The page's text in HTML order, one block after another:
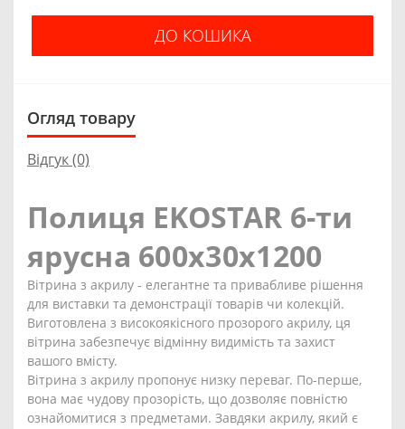
ДО КОШИКА
Огляд товару
Відгук (0)
Полиця EKOSTAR 6-ти
ярусна 600х30х1200
Вітрина з акрилу - елегантне та привабливе рішення
для виставки та демонстрації товарів чи колекцій.
Виготовлена з високоякісного прозорого акрилу, ця
вітрина забезпечує відмінну видимість та захист
вашого вмісту.
Вітрина з акрилу пропонує низку переваг. По-перше,
вона має чудову прозорість, що дозволяє повністю
ознайомитися з предметами. Завдяки акрилу, який є